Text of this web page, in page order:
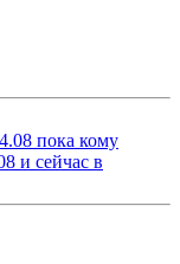
пока кому
и сейчас в